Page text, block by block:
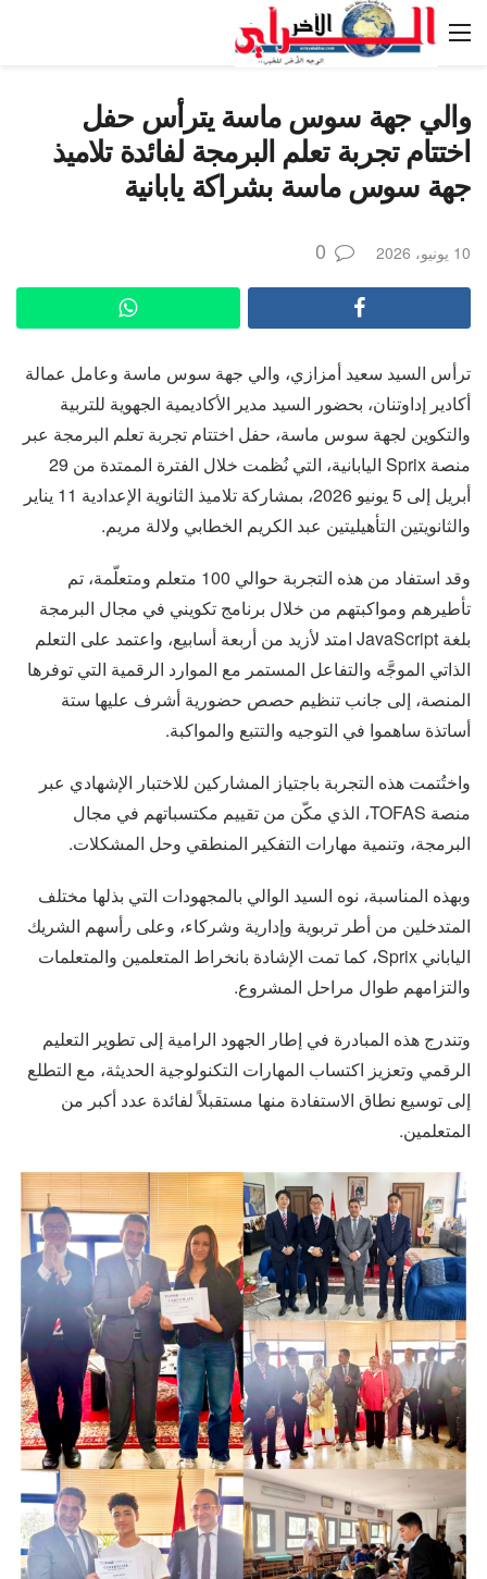
والي جهة سوس ماسة يترأس حفل
اختتام تجربة تعلم البرمجة لفائدة تلاميذ
جهة سوس ماسة بشراكة يابانية
10 يونيو، 2026 0
ترأس السيد سعيد أمزازي، والي جهة سوس ماسة وعامل عمالة
أكادير إداوتنان، بحضور السيد مدير الأكاديمية الجهوية للتربية
والتكوين لجهة سوس ماسة، حفل اختتام تجربة تعلم البرمجة عبر
منصة Sprix اليابانية، التي نُظمت خلال الفترة الممتدة من 29
أبريل إلى 5 يونيو 2026، بمشاركة تلاميذ الثانوية الإعدادية 11 يناير
والثانويتين التأهيليتين عبد الكريم الخطابي ولالة مريم.
وقد استفاد من هذه التجربة حوالي 100 متعلم ومتعلّمة، تم
تأطيرهم ومواكبتهم من خلال برنامج تكويني في مجال البرمجة
بلغة JavaScript امتد لأزيد من أربعة أسابيع، واعتمد على التعلم
الذاتي الموجَّه والتفاعل المستمر مع الموارد الرقمية التي توفرها
المنصة، إلى جانب تنظيم حصص حضورية أشرف عليها ستة
أساتذة ساهموا في التوجيه والتتبع والمواكبة.
واختُتمت هذه التجربة باجتياز المشاركين للاختبار الإشهادي عبر
منصة TOFAS، الذي مكّن من تقييم مكتسباتهم في مجال
البرمجة، وتنمية مهارات التفكير المنطقي وحل المشكلات.
وبهذه المناسبة، نوه السيد الوالي بالمجهودات التي بذلها مختلف
المتدخلين من أطر تربوية وإدارية وشركاء، وعلى رأسهم الشريك
الياباني Sprix، كما تمت الإشادة بانخراط المتعلمين والمتعلمات
والتزامهم طوال مراحل المشروع.
وتندرج هذه المبادرة في إطار الجهود الرامية إلى تطوير التعليم
الرقمي وتعزيز اكتساب المهارات التكنولوجية الحديثة، مع التطلع
إلى توسيع نطاق الاستفادة منها مستقبلاً لفائدة عدد أكبر من
المتعلمين.